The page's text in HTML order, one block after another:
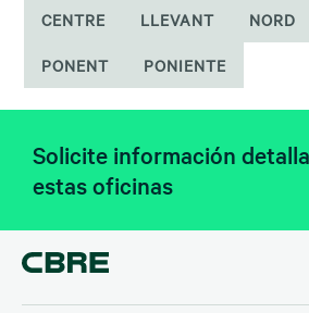
CENTRE LLEVANT NORD
PONENT PONIENTE
Solicite información
estas oficinas